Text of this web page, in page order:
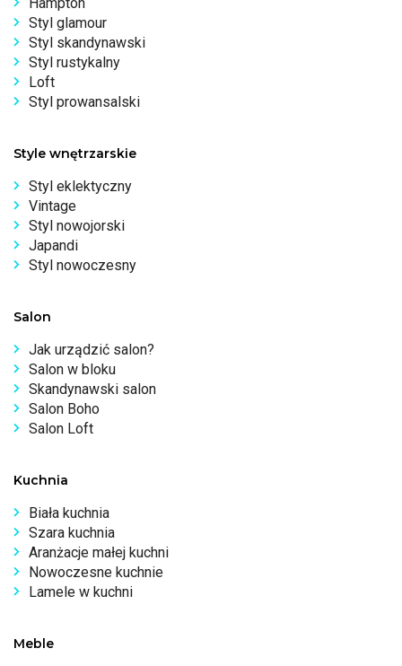
Styl glamour
Styl skandynawski
Styl rustykalny
Loft
Styl prowansalski
Style wnętrzarskie
Styl eklektyczny
Vintage
Styl nowojorski
Japandi
Styl nowoczesny
Salon
Jak urządzić salon?
Salon w bloku
Skandynawski salon
Salon Boho
Salon Loft
Kuchnia
Biała kuchnia
Szara kuchnia
Aranżacje małej kuchni
Nowoczesne kuchnie
Lamele w kuchni
Meble